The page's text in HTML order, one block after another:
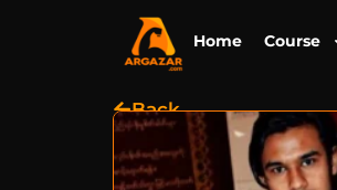
Home Course
Back
အကြောင်းအရာ